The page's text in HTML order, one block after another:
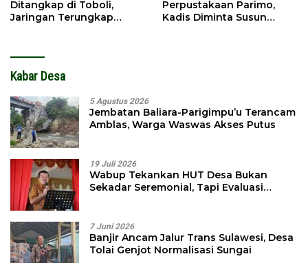
Ditangkap di Toboli,
Jaringan Terungkap
Perpustakaan Parimo,
Kadis Diminta Susun
Kabar Desa
5 Agustus 2026
Jembatan Baliara-Parigimpu’u Terancam
Amblas, Warga Waswas Akses Putus
19 Juli 2026
Wabup Tekankan HUT Desa Bukan
Sekadar Seremonial, Tapi Evaluasi
7 Juni 2026
Banjir Ancam Jalur Trans Sulawesi, Desa
Tolai Genjot Normalisasi Sungai